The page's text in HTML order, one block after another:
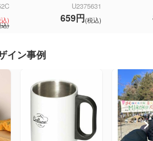
)
込)
U2375631
659円(税込)
イン事例